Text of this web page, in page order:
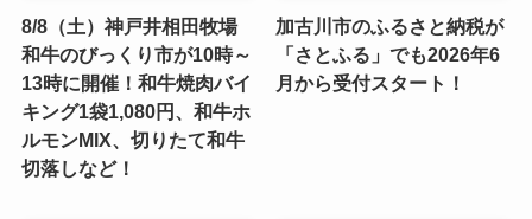
8/8（土）神戸井相田牧場
和牛のびっくり市が10時～
13時に開催！和牛焼肉バイ
キング1袋1,080円、和牛ホ
ルモンMIX、切りたて和牛
切落しなど！
加古川市のふるさと納税が
「さとふる」でも2026年6
月から受付スタート！